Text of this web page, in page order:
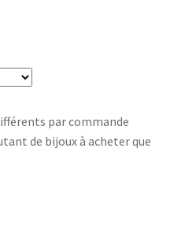
par commande
de bijoux à acheter que